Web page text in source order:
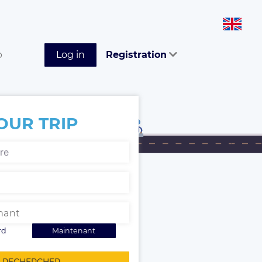
Log in Registration
TRIP
Maintenant